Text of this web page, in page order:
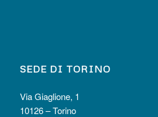
SEDE DI TORINO
Via Giaglione, 1
10126 – Torino